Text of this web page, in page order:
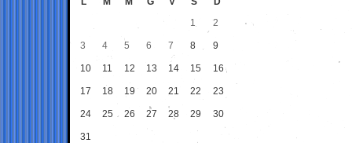
1
2
3 4 5 6 7 8 9
10 11 12 13 14 15 16
17 18 19 20 21 22 23
24 25 26 27 28 29 30
31